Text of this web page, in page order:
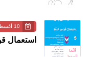
10 أغسطس 2020
استعمال